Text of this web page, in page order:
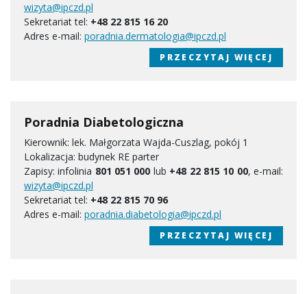
wizyta@ipczd.pl
Sekretariat tel: +48 22 815 16 20
Adres e-mail: poradnia.dermatologia@ipczd.pl
PRZECZYTAJ WIĘCEJ
Poradnia Diabetologiczna
Kierownik: lek. Małgorzata Wajda-Cuszlag, pokój 1
Lokalizacja: budynek RE parter
Zapisy: infolinia 801 051 000 lub +48 22 815 10 00, e-mail:
wizyta@ipczd.pl
Sekretariat tel: +48 22 815 70 96
Adres e-mail: poradnia.diabetologia@ipczd.pl
PRZECZYTAJ WIĘCEJ